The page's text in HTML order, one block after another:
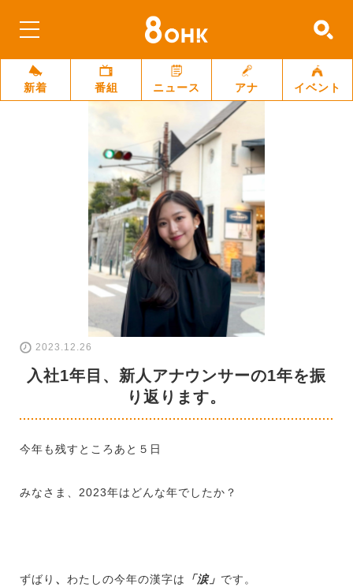
新着 番組 ニュース アナ イベント
2023.12.26
入社1年目、新人アナウンサーの1年を振
り返ります。
今年も残すところあと５日
みなさま、 2023年はどんな年でしたか？
ずばり 、 わたしの今年の漢字は 「涙」 です。